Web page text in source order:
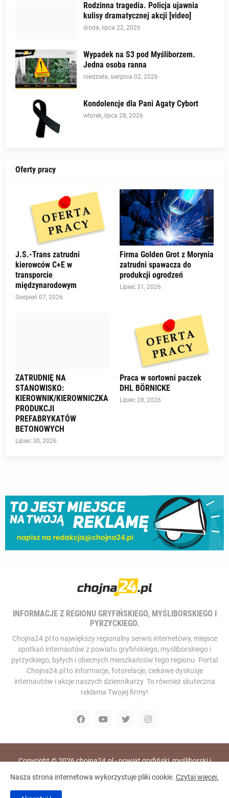
Rodzinna tragedia. Policja ujawnia
kulisy dramatycznej akcji [video]
środa, lipca 22, 2026
Wypadek na S3 pod Myśliborzem.
Jedna osoba ranna
niedziela, sierpnia 02, 2026
Kondolencje dla Pani Agaty Cybort
wtorek, lipca 28, 2026
Oferty pracy
J.S.-Trans zatrudni
kierowców C+E w
transporcie
międzynarodowym
Sierpień 07, 2026
Firma Golden Grot z Morynia
zatrudni spawacza do
produkcji ogrodzeń
Lipiec 31, 2026
ZATRUDNIĘ NA
STANOWISKO:
KIEROWNIK/KIEROWNICZKA
PRODUKCJI
PREFABRYKATÓW
BETONOWYCH
Lipiec 30, 2026
Praca w sortowni paczek
DHL BÖRNICKE
Lipiec 28, 2026
INFORMACJE Z REGIONU GRYFIŃSKIEGO, MYŚLIBORSKIEGO I
PYRZYCKIEGO.
Chojna24.pl to największy regionalny serwis internetowy, miejsce
spotkań internautów z powiatu gryfińskiego, myśliborskiego i
pyrzyckiego, byłych i obecnych mieszkańców tego regionu. Portal
Chojna24.pl to informacje, fotorelacje, ciekawe dyskusje
internautów i akcje naszych dziennikarzy. To również skuteczna
reklama Twojej firmy!
Copyright ©2026chojna24.pl - powiat gryfiński, myśliborski i
Nasza strona internetowa wykorzystuje pliki cookie. Czytaj więcej.